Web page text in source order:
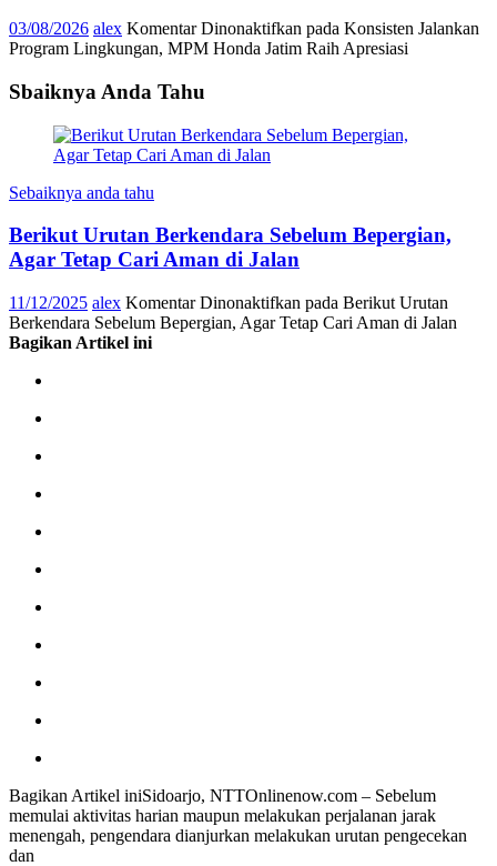
03/08/2026 alex Komentar Dinonaktifkan pada Konsisten Jalankan
Program Lingkungan, MPM Honda Jatim Raih Apresiasi
Sbaiknya Anda Tahu
Sebaiknya anda tahu
Berikut Urutan Berkendara Sebelum Bepergian,
Agar Tetap Cari Aman di Jalan
11/12/2025 alex Komentar Dinonaktifkan pada Berikut Urutan
Berkendara Sebelum Bepergian, Agar Tetap Cari Aman di Jalan
Bagikan Artikel ini
Bagikan Artikel iniSidoarjo, NTTOnlinenow.com – Sebelum
memulai aktivitas harian maupun melakukan perjalanan jarak
menengah, pengendara dianjurkan melakukan urutan pengecekan
dan